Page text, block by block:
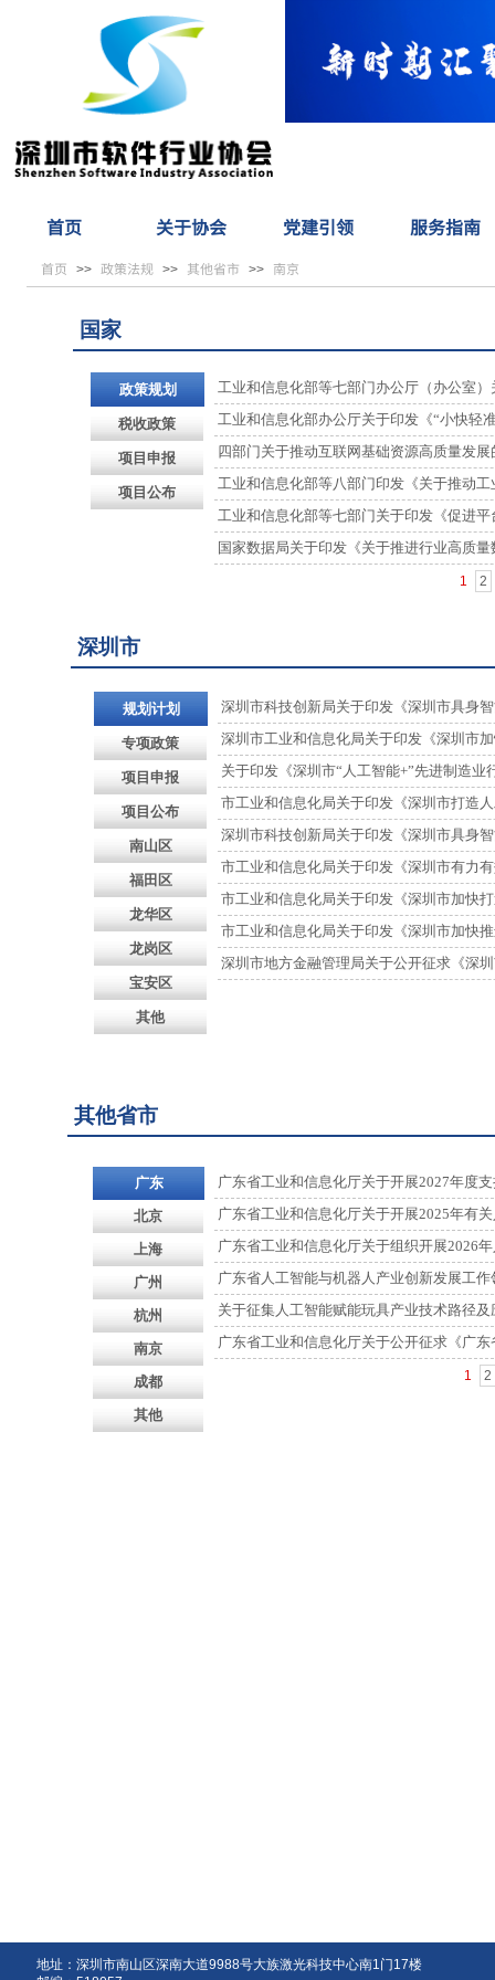
首页 关于协会 党建引领 服务指南
首页 >> 政策法规 >> 其他省市 >> 南京
国家
政策规划
税收政策
项目申报
项目公布
工业和信息化部等七部门办公厅（办公室
工业和信息化部办公厅关于印发《“小快轻
四部门关于推动互联网基础资源高质量发
工业和信息化部等八部门印发《关于推动
工业和信息化部等七部门关于印发《促进
国家数据局关于印发《关于推进行业高质
1 2
深圳市
规划计划
专项政策
项目申报
项目公布
南山区
福田区
龙华区
龙岗区
宝安区
其他
深圳市科技创新局关于印发《深圳市具身
深圳市工业和信息化局关于印发《深圳市
关于印发《深圳市“人工智能+”先进制造业
市工业和信息化局关于印发《深圳市打造
深圳市科技创新局关于印发《深圳市具身
市工业和信息化局关于印发《深圳市有力
市工业和信息化局关于印发《深圳市加快
市工业和信息化局关于印发《深圳市加快
深圳市地方金融管理局关于公开征求《深
其他省市
广东
北京
上海
广州
杭州
南京
成都
其他
广东省工业和信息化厅关于开展2027年度
广东省工业和信息化厅关于开展2025年有
广东省工业和信息化厅关于组织开展2026
广东省人工智能与机器人产业创新发展工
关于征集人工智能赋能玩具产业技术路径
广东省工业和信息化厅关于公开征求《广
1 2
地址：深圳市南山区深南大道9988号大族激光科技中心南1门17楼